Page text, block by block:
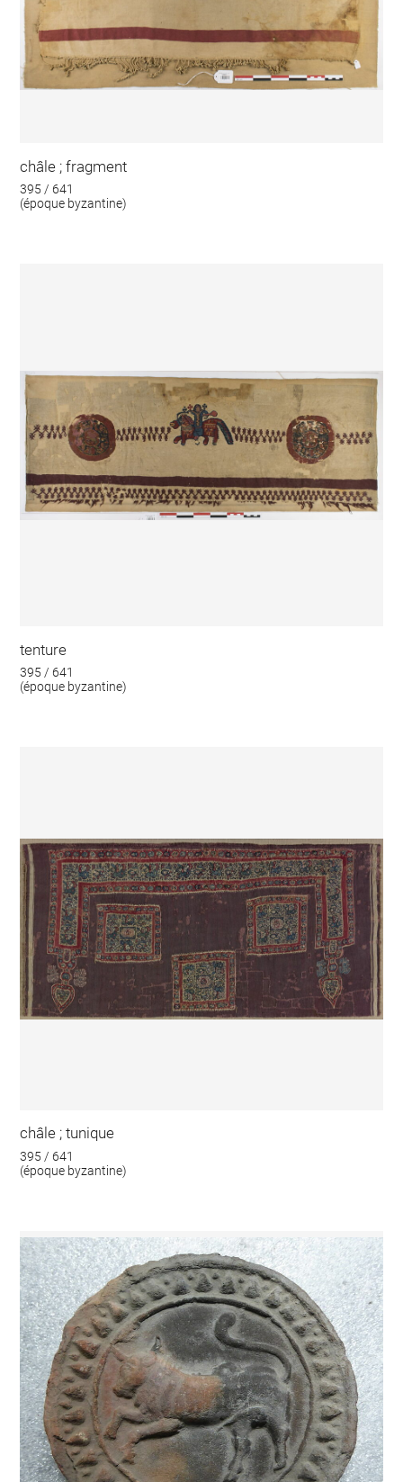
châle ; fragment
395 / 641
(époque byzantine)
tenture
395 / 641
(époque byzantine)
châle ; tunique
395 / 641
(époque byzantine)